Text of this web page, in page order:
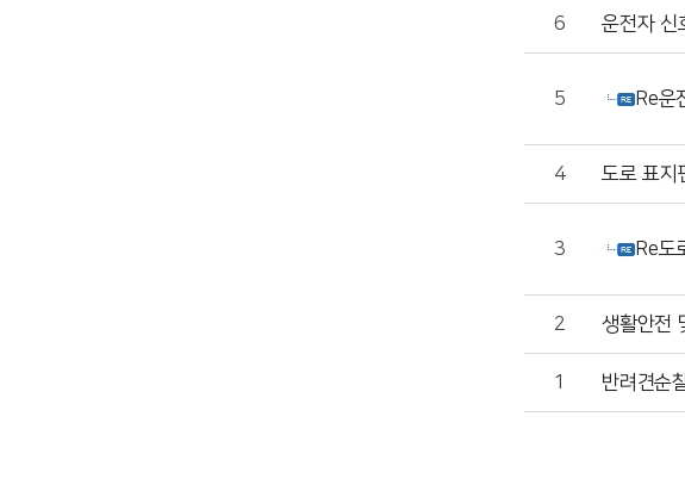
6 운전자 신
5 Re운
4 도로 표지
3 Re도
2 생활안전
1 반려견순